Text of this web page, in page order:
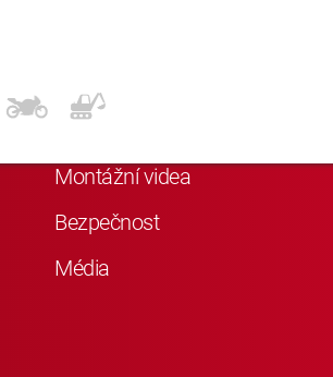
Montážní videa
Bezpečnost
Média